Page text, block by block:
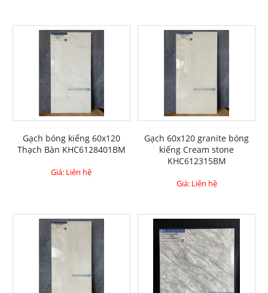
Gạch bóng kiếng 60x120
Thạch Bàn KHC6128401BM
Giá: Liên hệ
Gạch 60x120 granite bóng
kiếng Cream stone
KHC612315BM
Giá: Liên hệ